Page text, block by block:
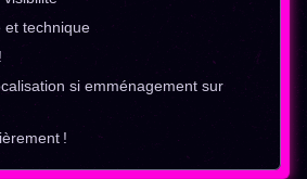
et technique
si emménagement sur
!